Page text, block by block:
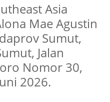
Asia
Mae Agustin
Sumut,
Jalan
Nomor 30,
2026.